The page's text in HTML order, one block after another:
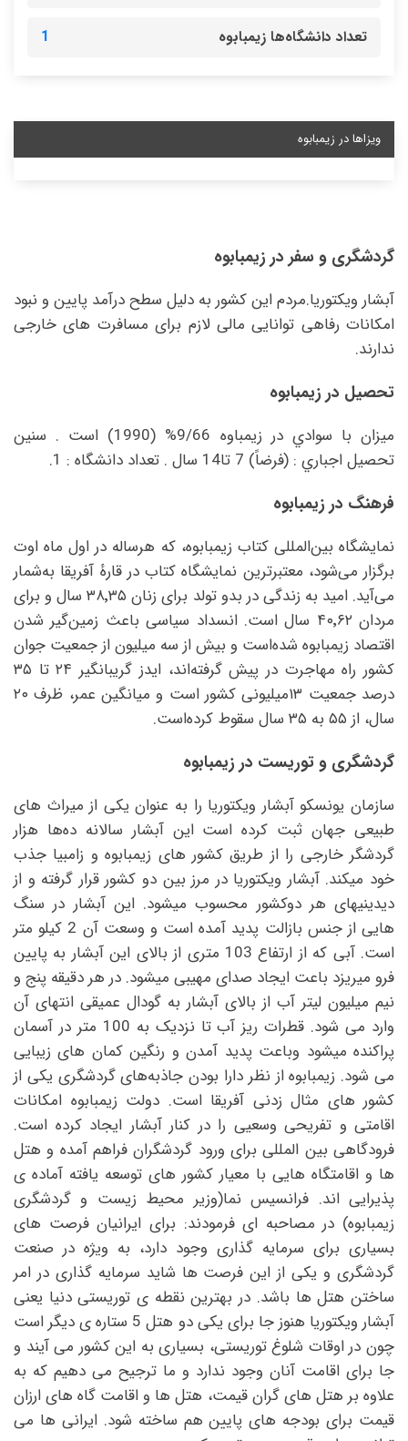
تعداد دانشگاه‌ها زیمبابوه 1
ویزاها در زیمبابوه
گردشگری و سفر در زیمبابوه
آبشار ویکتوریا.مردم این کشور به دلیل سطح درآمد پایین و نبود
امکانات رفاهی توانایی مالی لازم برای مسافرت های خارجی
ندارند.
تحصیل در زیمبابوه
ميزان با سوادي در زیمباوه 9/66% (1990) است . سنين
تحصيل اجباري :‌ (فرضاً) 7 تا14 سال . تعداد دانشگاه : 1.
فرهنگ در زیمبابوه
نمایشگاه بین‌المللی کتاب زیمبابوه، که هرساله در اول ماه اوت
برگزار می‌شود، معتبرترین نمایشگاه کتاب در قارهٔ آفریقا به‌شمار
می‌آید. امید به زندگی در بدو تولد برای زنان ۳۸٬۳۵ سال و برای
مردان ۴۰٬۶۲ سال است. انسداد سیاسی باعث زمین‌گیر شدن
اقتصاد زیمبابوه شده‌است و بیش از سه میلیون از جمعیت جوان
کشور راه مهاجرت در پیش گرفته‌اند، ایدز گریبانگیر ۲۴ تا ۳۵
درصد جمعیت ۱۳میلیونی کشور است و میانگین عمر، ظرف ۲۰
سال، از ۵۵ به ۳۵ سال سقوط کرده‌است.
گردشگری و توریست در زیمبابوه
سازمان یونسکو آبشار ویکتوریا را به عنوان یکی از میراث های
طبیعی جهان ثبت کرده است این آبشار سالانه ده‌ها هزار
گردشگر خارجی را از طریق کشور های زیمبابوه و زامبیا جذب
خود میکند. آبشار ویکتوریا در مرز بین دو کشور قرار گرفته و از
دیدینیهای هر دوکشور محسوب میشود. این آبشار در سنگ
هایی از جنس بازالت پدید آمده است و وسعت آن 2 کیلو متر
است. آبی که از ارتفاع 103 متری از بالای این آبشار به پایین
فرو میریزد باعت ایجاد صدای مهیبی میشود. در هر دقیقه پنج و
نیم میلیون لیتر آب از بالای آبشار به گودال عمیقی انتهای آن
وارد می شود. قطرات ریز آب تا نزدیک به 100 متر در آسمان
پراکنده میشود وباعت پدید آمدن و رنگین کمان های زیبایی
می شود. زیمبابوه از نظر دارا بودن جاذبه‌های گردشگری یکی از
کشور های مثال زدنی آفریقا است. دولت زیمبابوه امکانات
اقامتی و تفریحی وسعیی را در کنار آبشار ایجاد کرده است.
فرودگاهی بین المللی برای ورود گردشگران فراهم آمده و هتل
ها و اقامتگاه هایی با معیار کشور های توسعه یافته آماده ی
پذیرایی اند. فرانسیس نما(وزیر محیط زیست و گردشگری
زیمبابوه) در مصاحبه ای فرمودند: برای ایرانیان فرصت های
بسیاری برای سرمایه گذاری وجود دارد، به ویژه در صنعت
گردشگری و یکی از این فرصت ها شاید سرمایه گذاری در امر
ساختن هتل ها باشد. در بهترین نقطه ی توریستی دنیا یعنی
آبشار ویکتوریا هنوز جا برای یکی دو هتل 5 ستاره ی دیگر است
چون در اوقات شلوغ توریستی، بسیاری به این کشور می آیند و
جا برای اقامت آنان وجود ندارد و ما ترجیح می دهیم که به
علاوه بر هتل های گران قیمت، هتل ها و اقامت گاه های ارزان
قیمت برای بودجه های پایین هم ساخته شود. ایرانی ها می